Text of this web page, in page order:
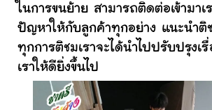
ในการขนย้าย สามารถติดต่อเข้ามาเ
ปัญหาให้กับลูกค้าทุกอย่าง แนะนำติ
ทุกการติชมเราจะได้นำไปปรับปรุงเ
เราให้ดียิ่งขึ้นไป